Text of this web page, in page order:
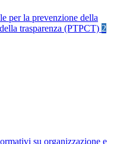
per la prevenzione della
trasparenza (PTPCT) 2
su organizzazione e